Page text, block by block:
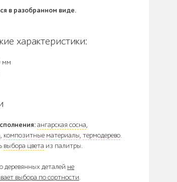
в разобранном виде.
характеристики:
мм
ангарская сосна,
, композитные материалы, термодерево.
выбора цвета из палитры.
деревянных деталей не
выбора по сортности.